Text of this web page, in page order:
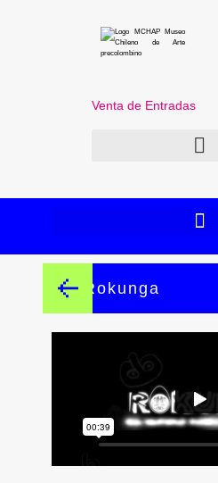
Venta de Entradas
Rokunga